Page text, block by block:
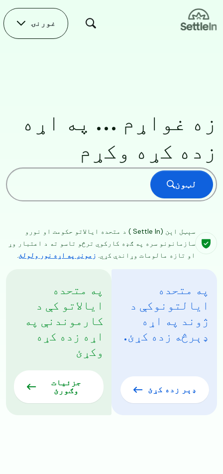
Skip to main content
غورنۍ
زه غواړم ... په اړه
زده کړه وکړم
لټون
سېټل اېن (Settle In ) د متحده ایالاتو حکومت او نورو
سازمانونو سره په ګډه کارکوي ترڅو تاسو ته د اعتبار وړ
او تازه مالومات وړاندې کړي. زمونږ په اړه نور ولولئ.
په متحده
ایالتونوکې د
ژوند په اړه
ډېرڅه زده کړئ.
ډېر زده کړئ
په متحده
ایالاتو کې د
کارموندنې په
اړه زده کړه
وکړئ
جزئیات
وګورئ